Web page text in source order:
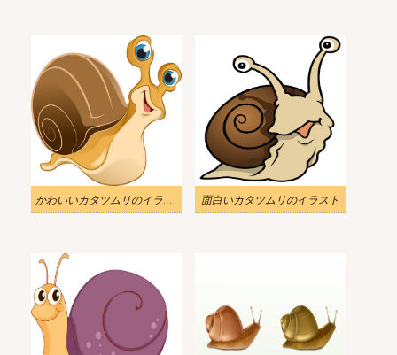
かわいいカタツムリのイラスト 面白いカタツムリのイラスト